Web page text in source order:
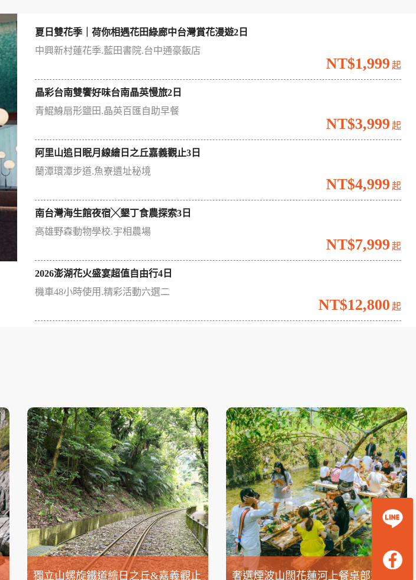
夏日雙花季｜荷你相遇花田綠廊中台灣賞花漫遊2日
中興新村蓮花季.藍田書院.台中通豪飯店
NT$1,999 起
晶彩台南雙饗好味台南晶英慢旅2日
青鯤鯓扇形鹽田.晶英百匯自助早餐
NT$3,999 起
阿里山追日眠月線繪日之丘嘉義觀止3日
蘭潭環潭步道.魚寮遺址秘境
NT$4,999 起
南台灣海生館夜宿╳墾丁食農探索3日
高雄野森動物學校.宇相農場
NT$7,999 起
2026澎湖花火盛宴超值自由行4日
機車48小時使用.精彩活動六選二
NT$12,800 起
獨立山螺旋鐵道繪日之丘&嘉義觀止 奢選煙波山闊花蓮河上餐桌部落生